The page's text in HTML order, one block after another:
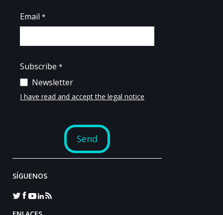
SÍGUENOS